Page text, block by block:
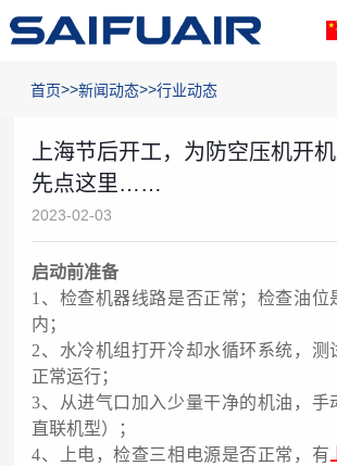
首页>>新闻动态>>行业动态
上海节后开工，为防空压机开机
先点这里……
2023-02-03
启动前准备
1 、 检查机器线路是否正常；检查油位
内；
2、 水冷机组打开冷却水循环系统，测
正常运行；
3、
从进气口加入少量干净的机油，手
直联机型）；
4、 上电，检查三相电源是否正常，有